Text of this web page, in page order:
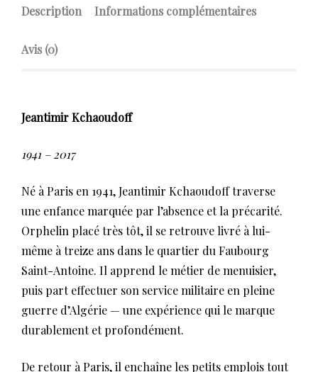
Description Informations complémentaires
Avis (0)
Jeantimir Kchaoudoff
1941 – 2017
Né à Paris en 1941, Jeantimir Kchaoudoff traverse
une enfance marquée par l’absence et la précarité.
Orphelin placé très tôt, il se retrouve livré à lui-
même à treize ans dans le quartier du Faubourg
Saint-Antoine. Il apprend le métier de menuisier,
puis part effectuer son service militaire en pleine
guerre d’Algérie — une expérience qui le marque
durablement et profondément.
De retour à Paris, il enchaîne les petits emplois tout